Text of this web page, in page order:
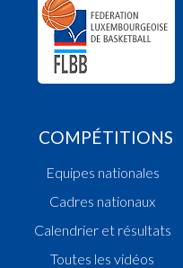
COMPÉTITIONS
Equipes nationales
Cadres nationaux
Calendrier et résultats
Toutes les vidéos